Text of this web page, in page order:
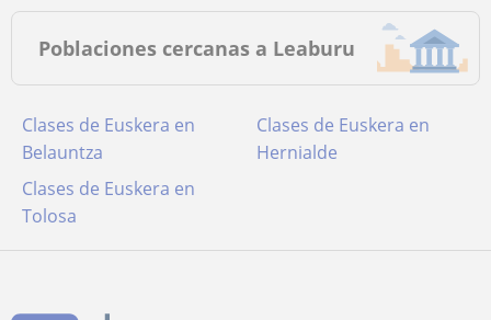
Poblaciones cercanas a Leaburu
Clases de Euskera en
Belauntza
Clases de Euskera en
Hernialde
Clases de Euskera en
Tolosa